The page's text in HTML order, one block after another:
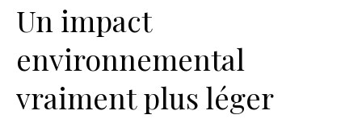
Un impact
environnemental
vraiment plus léger